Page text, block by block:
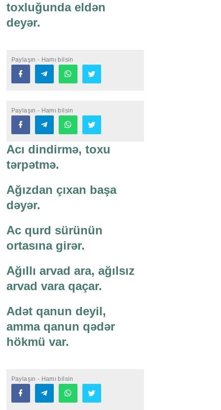
toxluğunda eldən
deyər.
Paylaşın - Hamı bilsin
Paylaşın - Hamı bilsin
Acı dindirmə, toxu
tərpətmə.
Ağızdan çıxan başa
dəyər.
Ac qurd sürünün
ortasına girər.
Ağıllı arvad ara, ağılsız
arvad vara qaçar.
Adət qanun deyil,
amma qanun qədər
hökmü var.
Paylaşın - Hamı bilsin